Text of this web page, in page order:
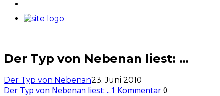
Der Typ von Nebenan liest: …
Der Typ von Nebenan23. Juni 2010
Der Typ von Nebenan liest: ...1 Kommentar0